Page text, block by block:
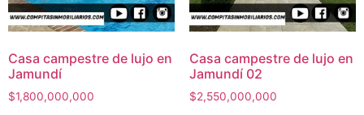
Casa campestre de lujo en
Jamundí
$1,800,000,000
Casa campestre de lujo en
Jamundí 02
$2,550,000,000